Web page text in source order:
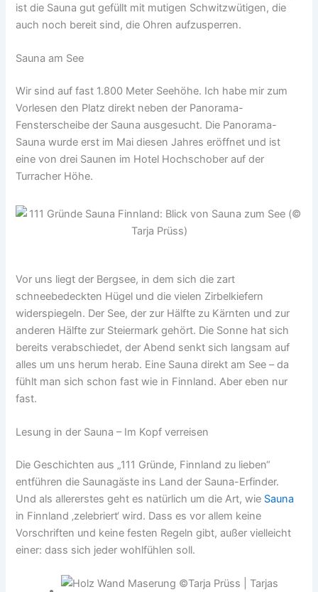
ist die Sauna gut gefüllt mit mutigen Schwitzwütigen, die
auch noch bereit sind, die Ohren aufzusperren.
Sauna am See
Wir sind auf fast 1.800 Meter Seehöhe. Ich habe mir zum
Vorlesen den Platz direkt neben der Panorama-
Fensterscheibe der Sauna ausgesucht. Die Panorama-
Sauna wurde erst im Mai diesen Jahres eröffnet und ist
eine von drei Saunen im Hotel Hochschober auf der
Turracher Höhe.
Vor uns liegt der Bergsee, in dem sich die zart
schneebedeckten Hügel und die vielen Zirbelkiefern
widerspiegeln. Der See, der zur Hälfte zu Kärnten und zur
anderen Hälfte zur Steiermark gehört. Die Sonne hat sich
bereits verabschiedet, der Abend senkt sich langsam auf
alles um uns herum herab. Eine Sauna direkt am See – da
fühlt man sich schon fast wie in Finnland. Aber eben nur
fast.
Lesung in der Sauna – Im Kopf verreisen
Die Geschichten aus „111 Gründe, Finnland zu lieben“
entführen die Saunagäste ins Land der Sauna-Erfinder.
Und als allererstes geht es natürlich um die Art, wie Sauna
in Finnland ‚zelebriert‘ wird. Dass es vor allem keine
Vorschriften und keine festen Regeln gibt, außer vielleicht
einer: dass sich jeder wohlfühlen soll.